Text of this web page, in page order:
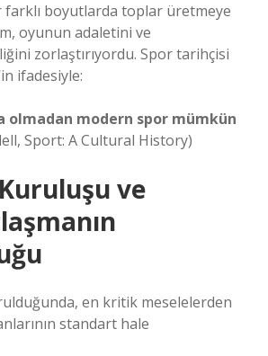
boyutlarda toplar üretmeye
oyunun adaletini ve
zorlaştırıyordu. Spor tarihçisi
ifadesiyle:
olmadan modern spor mümkün
Sport: A Cultural History)
ve
en kritik meselelerden
standart hale